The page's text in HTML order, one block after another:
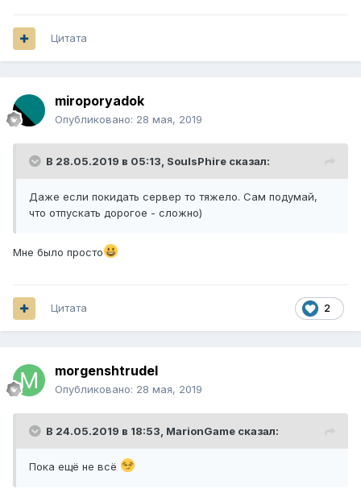
Цитата
miroporyadok
Опубликовано: 28 мая, 2019
В 28.05.2019 в 05:13, SoulsPhire сказал:
Даже если покидать сервер то тяжело. Сам подумай,
что отпускать дорогое - сложно)
Мне было просто
2
Цитата
morgenshtrudel
Опубликовано: 28 мая, 2019
В 24.05.2019 в 18:53, MarionGame сказал:
Пока ещё не всё